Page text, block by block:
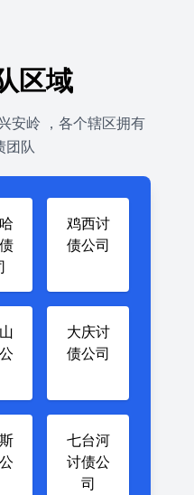
区域
安岭 ，各个辖区拥有
团队
鸡西讨
债公司
大庆讨
债公司
七台河
讨债公
司